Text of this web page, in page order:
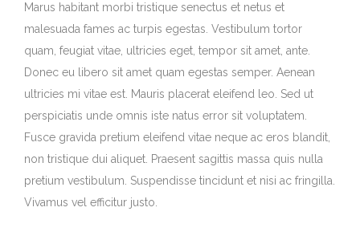
Marus habitant morbi tristique senectus et netus et
malesuada fames ac turpis egestas. Vestibulum tortor
quam, feugiat vitae, ultricies eget, tempor sit amet, ante.
Donec eu libero sit amet quam egestas semper. Aenean
ultricies mi vitae est. Mauris placerat eleifend leo. Sed ut
perspiciatis unde omnis iste natus error sit voluptatem.
Fusce gravida pretium eleifend vitae neque ac eros blandit,
non tristique dui aliquet. Praesent sagittis massa quis nulla
pretium vestibulum. Suspendisse tincidunt et nisi ac fringilla.
Vivamus vel efficitur justo.